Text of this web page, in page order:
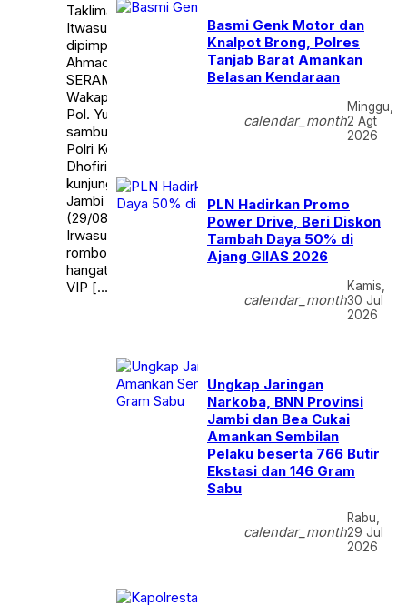
Taklimat Akhir Audit Kerja
Itwasum Polri Polda Jambi
dipimpin Irwasum Komjen Pol
Ahmad Dhofiri
SERAMBIJAMBI.ID, JAMBI –
Wakapolda Jambi Brigjen
Pol. Yudawan Roswinarso
sambut kedatangan Irwasum
Polri Komjen Pol. H. Ahmad
Dhofiri yang akan lakukan
kunjungan kerja di Polda
Jambi pada Selasa,
(29/08/2023). Kedatangan
Irwasum Polri bersama
rombongan disambut dengan
hangat oleh Wakapolda di
VIP […]
Basmi Genk Motor dan
Knalpot Brong, Polres
Tanjab Barat Amankan
Belasan Kendaraan
calendar_month
Minggu,
2 Agt
2026
PLN Hadirkan Promo
Power Drive, Beri Diskon
Tambah Daya 50% di
Ajang GIIAS 2026
calendar_month
Kamis,
30 Jul
2026
Ungkap Jaringan
Narkoba, BNN Provinsi
Jambi dan Bea Cukai
Amankan Sembilan
Pelaku beserta 766 Butir
Ekstasi dan 146 Gram
Sabu
calendar_month
Rabu,
29 Jul
2026